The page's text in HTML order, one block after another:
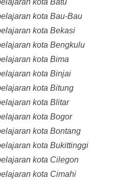
kota Batu
kota Bau-Bau
kota Bekasi
kota Bengkulu
kota Bima
kota Binjai
kota Bitung
kota Blitar
kota Bogor
kota Bontang
kota Bukittinggi
kota Cilegon
kota Cimahi